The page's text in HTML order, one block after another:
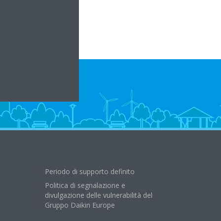
Periodo di supporto definito
Politica di segnalazione e
divulgazione delle vulnerabilità del
Gruppo Daikin Europe